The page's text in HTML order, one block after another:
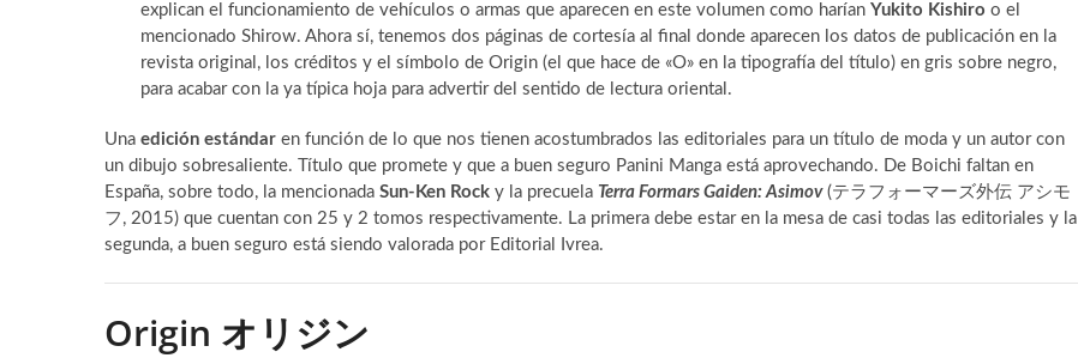
explican el funcionamiento de vehículos o armas que aparecen en este volumen como harían Yukito Kishiro o el
mencionado Shirow. Ahora sí, tenemos dos páginas de cortesía al final donde aparecen los datos de publicación en la
revista original, los créditos y el símbolo de Origin (el que hace de «O» en la tipografía del título) en gris sobre negro,
para acabar con la ya típica hoja para advertir del sentido de lectura oriental.
Una edición estándar en función de lo que nos tienen acostumbrados las editoriales para un título de moda y un autor con
un dibujo sobresaliente. Título que promete y que a buen seguro Panini Manga está aprovechando. De Boichi faltan en
España, sobre todo, la mencionada Sun-Ken Rock y la precuela Terra Formars Gaiden: Asimov(テラフォーマーズ外伝 アシモ
フ, 2015) que cuentan con 25 y 2 tomos respectivamente. La primera debe estar en la mesa de casi todas las editoriales y la
segunda, a buen seguro está siendo valorada por Editorial Ivrea.
Origin オリジン